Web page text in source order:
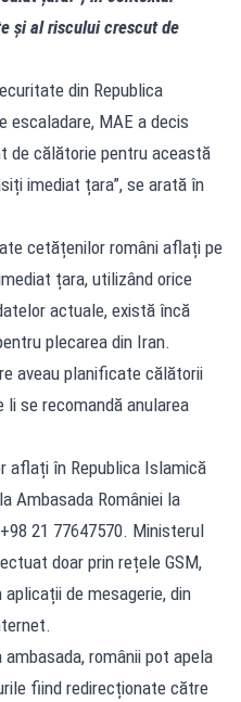
și al riscului crescut de
din Republica
escaladare, MAE a decis
de călătorie pentru această
imediat țara”, se arată în
cetățenilor români aflați pe
țara, utilizând orice
actuale, există încă
plecarea din Iran.
aveau planificate călătorii
se recomandă anularea
aflați în Republica Islamică
Ambasada României la
21 77647570. Ministerul
doar prin rețele GSM,
de mesagerie, din
românii pot apela
fiind redirecționate către